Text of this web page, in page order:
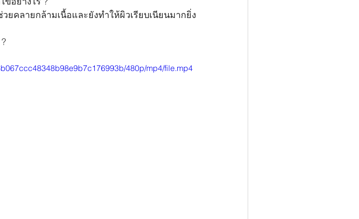
ยคลายกล้ามเนื้อและยังทำให้ผิวเรียบเนียนมากยิ่ง
480p/mp4/file.mp4